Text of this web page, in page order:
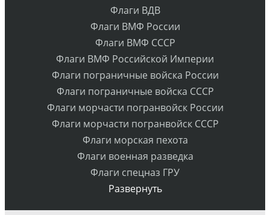
Флаги ВДВ
Флаги ВМФ России
Флаги ВМФ СССР
Флаги ВМФ Российской Империи
Флаги пограничные войска России
Флаги пограничные войска СССР
Флаги морчасти погранвойск России
Флаги морчасти погранвойск СССР
Флаги морская пехота
Флаги военная разведка
Флаги спецназ ГРУ
Развернуть